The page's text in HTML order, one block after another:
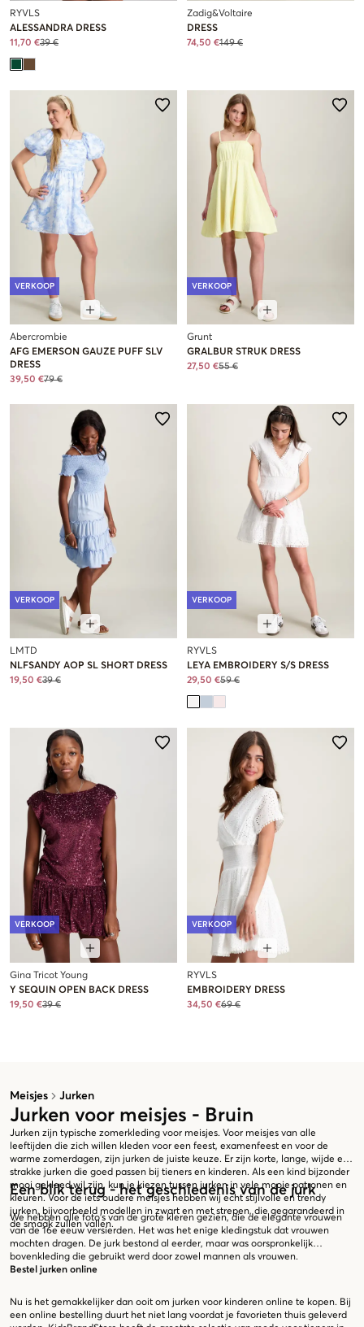
Meisjes Jurken
Jurken voor meisjes - Bruin
Jurken zijn typische zomerkleding voor meisjes. Voor meisjes van alle
leeftijden die zich willen kleden voor een feest, examenfeest en voor de
warme zomerdagen, zijn jurken de juiste keuze. Er zijn korte, lange, wijde en
strakke jurken die goed passen bij tieners en kinderen. Als een kind bijzonder
mooi gekleed wil zijn, kun je kiezen tussen jurken in vele mooie patronen en
kleuren. Voor de iets oudere meisjes hebben wij echt stijlvolle en trendy
jurken, bijvoorbeeld modellen in zwart en met strepen, die gegarandeerd in
de smaak zullen vallen.
Een blik terug - het geschiedenis van de jurk
We hebben alle foto's van de grote kleren gezien, die de elegante vrouwen
van de 16e eeuw versierden. Het was het enige kledingstuk dat vrouwen
mochten dragen. De jurk bestond al eerder, maar was oorspronkelijk
bovenkleding die gebruikt werd door zowel mannen als vrouwen.
Bestel jurken online
Nu is het gemakkelijker dan ooit om jurken voor kinderen online te kopen. Bij
een online bestelling duurt het niet lang voordat je favorieten thuis geleverd
RYVLS
ALESSANDRA DRESS
11,70 €39 €
Zadig&Voltaire
DRESS
74,50 €149 €
VERKOOP
Abercrombie
AFG EMERSON GAUZE PUFF SLV
DRESS
39,50 €79 €
VERKOOP
Grunt
GRALBUR STRUK DRESS
27,50 €55 €
VERKOOP
LMTD
NLFSANDY AOP SL SHORT DRESS
19,50 €39 €
VERKOOP
RYVLS
LEYA EMBROIDERY S/S DRESS
29,50 €59 €
VERKOOP
Gina Tricot Young
Y SEQUIN OPEN BACK DRESS
19,50 €39 €
VERKOOP
RYVLS
EMBROIDERY DRESS
34,50 €69 €